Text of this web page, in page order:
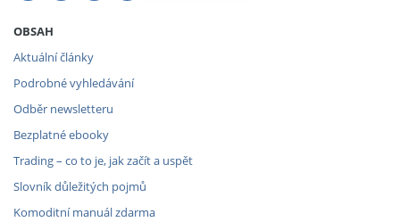
OBSAH
Aktuální články
Podrobné vyhledávání
Odběr newsletteru
Bezplatné ebooky
Trading – co to je, jak začít a uspět
Slovník důležitých pojmů
Komoditní manuál zdarma